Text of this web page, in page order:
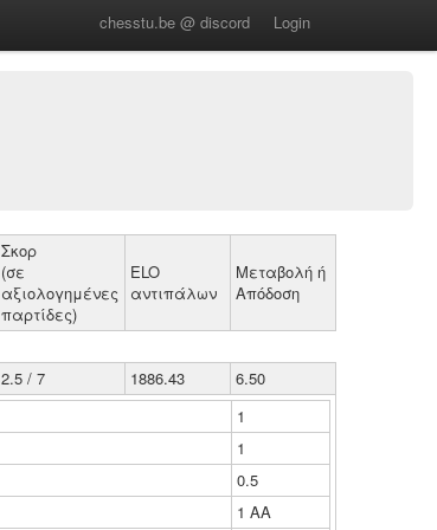
chesstu.be @ discord Login
Σκορ
(σε
αξιολογημένες
παρτίδες)
ELO
αντιπάλων
Μεταβολή ή
Απόδοση
2.5 / 7 1886.43
6.50
1
1
0.5
1 ΑΑ